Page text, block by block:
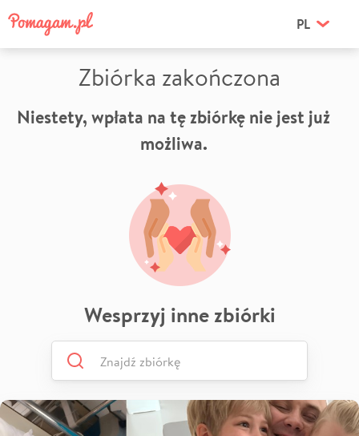
PL
Zbiórka zakończona
Niestety, wpłata na tę zbiórkę nie jest już
możliwa.
Wesprzyj inne zbiórki